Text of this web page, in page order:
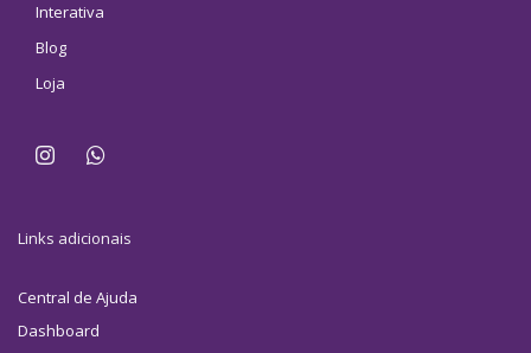
Interativa
Blog
Loja
Links adicionais
Central de Ajuda
Dashboard